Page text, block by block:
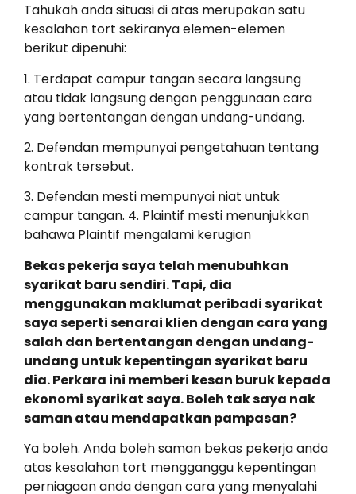
Tahukah anda situasi di atas merupakan satu
kesalahan tort sekiranya elemen-elemen
berikut dipenuhi:
1. Terdapat campur tangan secara langsung
atau tidak langsung dengan penggunaan cara
yang bertentangan dengan undang-undang.
2. Defendan mempunyai pengetahuan tentang
kontrak tersebut.
3. Defendan mesti mempunyai niat untuk
campur tangan. 4. Plaintif mesti menunjukkan
bahawa Plaintif mengalami kerugian
Bekas pekerja saya telah menubuhkan
syarikat baru sendiri. Tapi, dia
menggunakan maklumat peribadi syarikat
saya seperti senarai klien dengan cara yang
salah dan bertentangan dengan undang-
undang untuk kepentingan syarikat baru
dia. Perkara ini memberi kesan buruk kepada
ekonomi syarikat saya. Boleh tak saya nak
saman atau mendapatkan pampasan?
Ya boleh. Anda boleh saman bekas pekerja anda
atas kesalahan tort mengganggu kepentingan
perniagaan anda dengan cara yang menyalahi